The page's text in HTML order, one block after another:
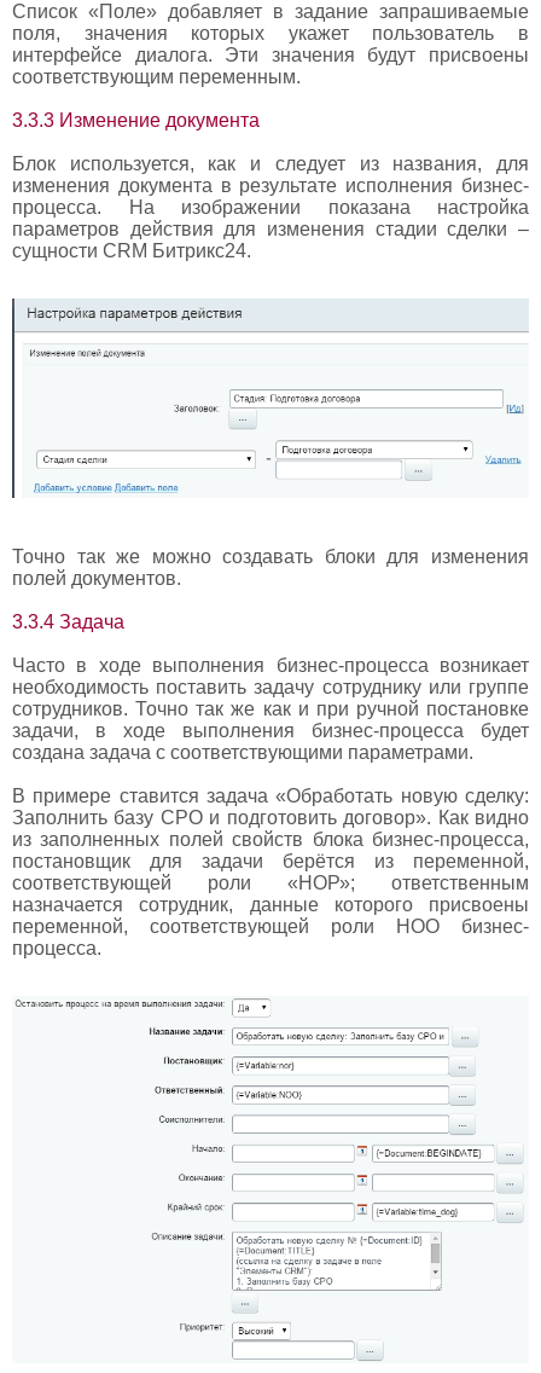
Список «Поле» добавляет в задание запрашиваемые
поля, значения которых укажет пользователь в
интерфейсе диалога. Эти значения будут присвоены
соответствующим переменным.
3.3.3 Изменение документа
Блок используется, как и следует из названия, для
изменения документа в результате исполнения бизнес-
процесса. На изображении показана настройка
параметров действия для изменения стадии сделки –
сущности CRM Битрикс24.
Точно так же можно создавать блоки для изменения
полей документов.
3.3.4 Задача
Часто в ходе выполнения бизнес-процесса возникает
необходимость поставить задачу сотруднику или группе
сотрудников. Точно так же как и при ручной постановке
задачи, в ходе выполнения бизнес-процесса будет
создана задача с соответствующими параметрами.
В примере ставится задача «Обработать новую сделку:
Заполнить базу СРО и подготовить договор». Как видно
из заполненных полей свойств блока бизнес-процесса,
постановщик для задачи берётся из переменной,
соответствующей роли «НОР»; ответственным
назначается сотрудник, данные которого присвоены
переменной, соответствующей роли НОО бизнес-
процесса.